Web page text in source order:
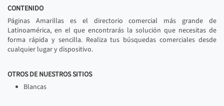
CONTENIDO
Páginas Amarillas es el directorio comercial más grande de
Latinoamérica, en el que encontrarás la solución que necesitas de
forma rápida y sencilla. Realiza tus búsquedas comerciales desde
cualquier lugar y dispositivo.
OTROS DE NUESTROS SITIOS
Blancas